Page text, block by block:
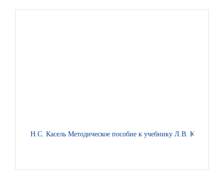
Н.С. Касель Методическое пособие к учебнику Л.В.